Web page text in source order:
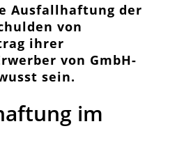
Ausfallhaftung der
von
ihrer
von GmbH-
sein.
im